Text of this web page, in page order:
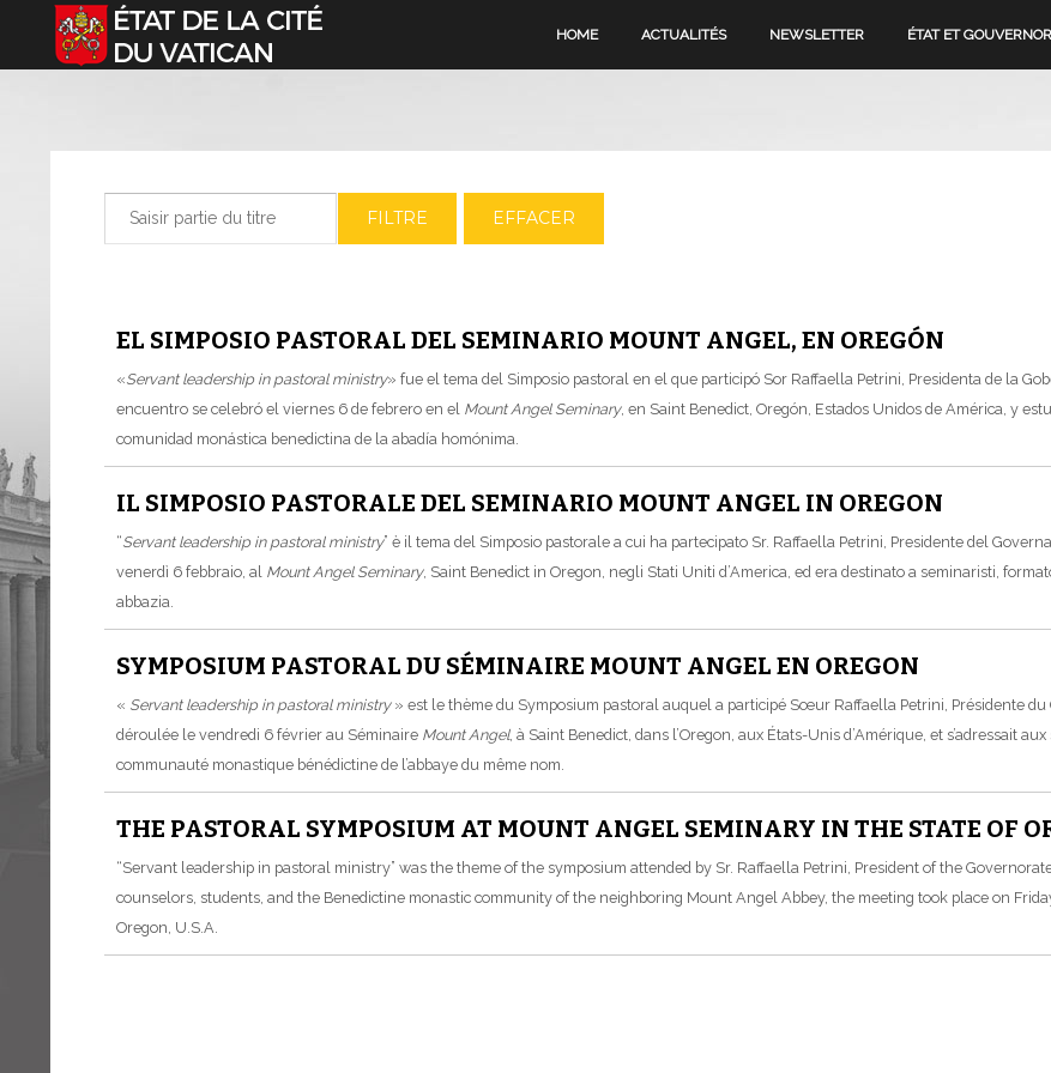
Sélectionnez votre langue HOME ACTUALITÉS NEWSLETTER ÉTAT ET
FILTRE EFFACER
EL SIMPOSIO PASTORAL DEL SEMINARIO MOUNT ANGEL, EN OREGÓN
«Servant leadership in pastoral ministry» fue el tema del Simposio pastoral en el que participó Sor Raffaella Petrini, Presidenta de la
encuentro se celebró el viernes 6 de febrero en el Mount Angel Seminary, en Saint Benedict, Oregón, Estados Unidos de América, y
comunidad monástica benedictina de la abadía homónima.
IL SIMPOSIO PASTORALE DEL SEMINARIO MOUNT ANGEL IN OREGON
“Servant leadership in pastoral ministry” è il tema del Simposio pastorale a cui ha partecipato Sr. Raffaella Petrini, Presidente del
venerdì 6 febbraio, al Mount Angel Seminary, Saint Benedict in Oregon, negli Stati Uniti d’America, ed era destinato a seminaristi,
abbazia.
SYMPOSIUM PASTORAL DU SÉMINAIRE MOUNT ANGEL EN OREGON
« Servant leadership in pastoral ministry » est le thème du Symposium pastoral auquel a participé Sœur Raffaella Petrini, Présidente du
déroulée le vendredi 6 février au Séminaire Mount Angel, à Saint Benedict, dans l’Oregon, aux États-Unis d’Amérique, et s’adressait
communauté monastique bénédictine de l’abbaye du même nom.
THE PASTORAL SYMPOSIUM AT MOUNT ANGEL SEMINARY IN THE STATE OF
“Servant leadership in pastoral ministry” was the theme of the symposium attended by Sr. Raffaella Petrini, President of the
counselors, students, and the Benedictine monastic community of the neighboring Mount Angel Abbey, the meeting took place on
Oregon, U.S.A.